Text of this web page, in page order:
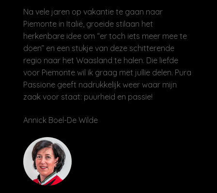
Na vele jaren op vakantie te gaan naar
Piemonte in Italië, groeide stilaan het
herkenbare idee om “er toch iets meer mee te
doen” en een stukje van deze schitterende
regio naar het Waasland te halen. Die liefde
voor Piemonte wil ik graag met jullie delen. Pura
Passione geeft nadrukkelijk weer waar mijn
zaak voor staat: puurheid en passie!
Annick Boel-De Wilde